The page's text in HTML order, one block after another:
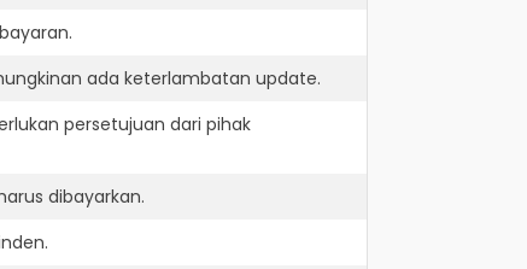
ada keterlambatan update.
persetujuan dari pihak
dibayarkan.